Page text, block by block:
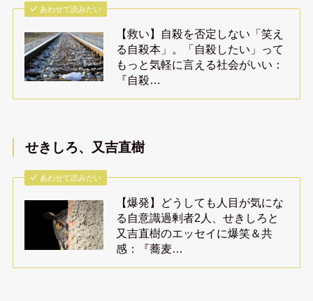
あわせて読みたい
【救い】自殺を否定しない「笑え
る自殺本」。「自殺したい」って
もっと気軽に言える社会がいい：
『自殺…
せきしろ、又吉直樹
あわせて読みたい
【爆発】どうしても人目が気にな
る自意識過剰者2人、せきしろと
又吉直樹のエッセイに爆笑＆共
感：『蕎麦…